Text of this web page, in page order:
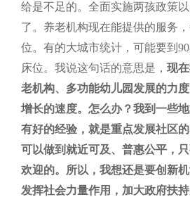
给是不足的。全面实施两孩政策
了。养老机构现在能提供的服务
位。有的大城市统计，可能要到
床位。我说这句话的意思是， 现
老机构、多功能幼儿园发展的力
增长的速度。怎么办？我到一些
有好的经验，就是重点发展社区
可以做到就近可及、普惠公平，
欢迎的。所以，我想还是要创新
发挥社会力量作用，加大政府扶